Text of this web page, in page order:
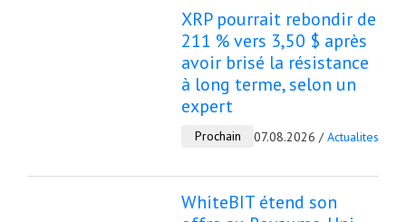
XRP pourrait rebondir de
211 % vers 3,50 $ après
avoir brisé la résistance
à long terme, selon un
expert
Prochain 07.08.2026 /Actualites
WhiteBIT étend son